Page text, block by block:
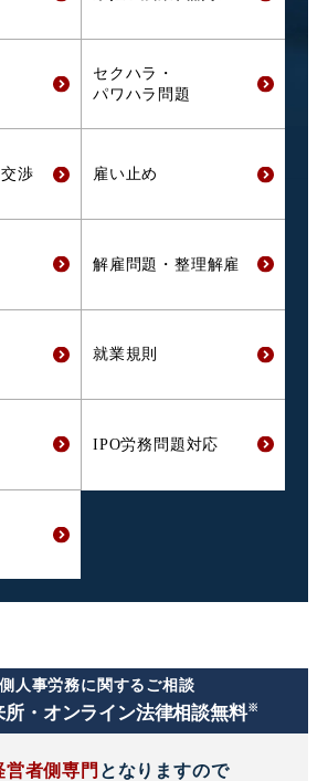
セクハラ・
パワハラ問題
渉 雇い止め
解雇問題・ 整理解雇
就業規則
IPO労務問題対応
人事労務に関するご相談
所・オンライン法律相談無料※
営者側専門 となりますので